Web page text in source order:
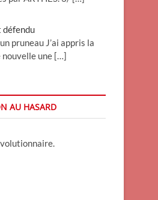
défendu
pruneau J’ai appris la
une […]
AU HASARD